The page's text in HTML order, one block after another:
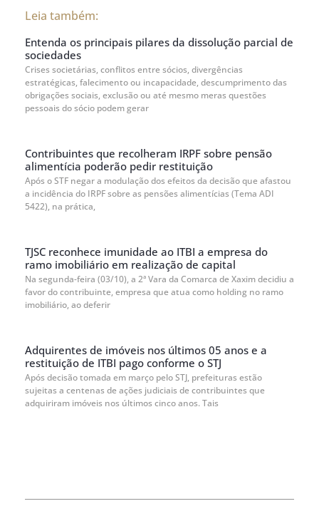
Leia também:
Entenda os principais pilares da dissolução parcial de
sociedades
Crises societárias, conflitos entre sócios, divergências
estratégicas, falecimento ou incapacidade, descumprimento das
obrigações sociais, exclusão ou até mesmo meras questões
pessoais do sócio podem gerar
Contribuintes que recolheram IRPF sobre pensão
alimentícia poderão pedir restituição
Após o STF negar a modulação dos efeitos da decisão que afastou
a incidência do IRPF sobre as pensões alimentícias (Tema ADI
5422), na prática,
TJSC reconhece imunidade ao ITBI a empresa do
ramo imobiliário em realização de capital
Na segunda-feira (03/10), a 2ª Vara da Comarca de Xaxim decidiu a
favor do contribuinte, empresa que atua como holding no ramo
imobiliário, ao deferir
Adquirentes de imóveis nos últimos 05 anos e a
restituição de ITBI pago conforme o STJ
Após decisão tomada em março pelo STJ, prefeituras estão
sujeitas a centenas de ações judiciais de contribuintes que
adquiriram imóveis nos últimos cinco anos. Tais